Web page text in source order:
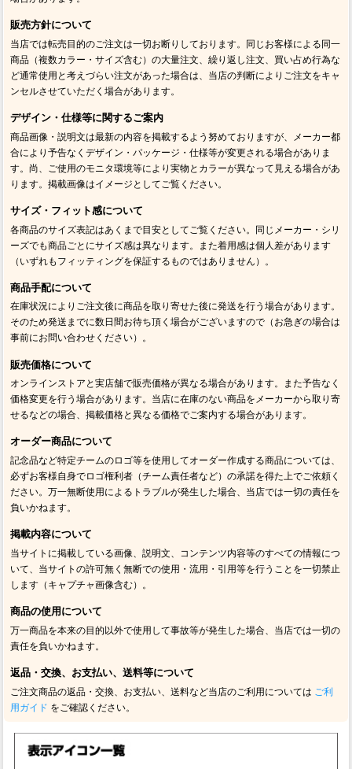
販売方針について
当店では転売目的のご注文は一切お断りしております。同じお客様による同一
商品（複数カラー・サイズ含む）の大量注文、繰り返し注文、買い占め行為な
ど通常使用と考えづらい注文があった場合は、当店の判断によりご注文をキャ
ンセルさせていただく場合があります。
デザイン・仕様等に関するご案内
商品画像・説明文は最新の内容を掲載するよう努めておりますが、メーカー都
合により予告なくデザイン・パッケージ・仕様等が変更される場合がありま
す。尚、ご使用のモニタ環境等により実物とカラーが異なって見える場合があ
ります。掲載画像はイメージとしてご覧ください。
サイズ・フィット感について
各商品のサイズ表記はあくまで目安としてご覧ください。同じメーカー・シリ
ーズでも商品ごとにサイズ感は異なります。また着用感は個人差があります
（いずれもフィッティングを保証するものではありません）。
商品手配について
在庫状況によりご注文後に商品を取り寄せた後に発送を行う場合があります。
そのため発送までに数日間お待ち頂く場合がございますので（お急ぎの場合は
事前にお問い合わせください）。
販売価格について
オンラインストアと実店舗で販売価格が異なる場合があります。また予告なく
価格変更を行う場合があります。当店に在庫のない商品をメーカーから取り寄
せるなどの場合、掲載価格と異なる価格でご案内する場合があります。
オーダー商品について
記念品など特定チームのロゴ等を使用してオーダー作成する商品については、
必ずお客様自身でロゴ権利者（チーム責任者など）の承諾を得た上でご依頼く
ださい。万一無断使用によるトラブルが発生した場合、当店では一切の責任を
負いかねます。
掲載内容について
当サイトに掲載している画像、説明文、コンテンツ内容等のすべての情報につ
いて、当サイトの許可無く無断での使用・流用・引用等を行うことを一切禁止
します（キャプチャ画像含む）。
商品の使用について
万一商品を本来の目的以外で使用して事故等が発生した場合、当店では一切の
責任を負いかねます。
返品・交換、お支払い、送料等について
ご注文商品の返品・交換、お支払い、送料など当店のご利用については ご利
用ガイド をご確認ください。